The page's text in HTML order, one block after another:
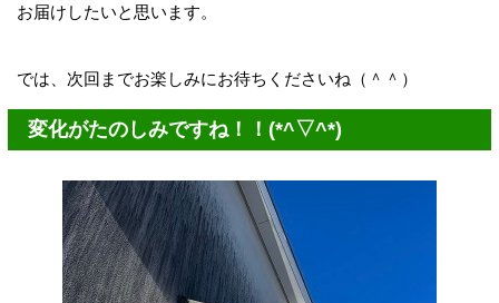
お届けしたいと思います。
では、次回までお楽しみにお待ちくださいね（＾＾）
変化がたのしみですね！！(*^▽^*)